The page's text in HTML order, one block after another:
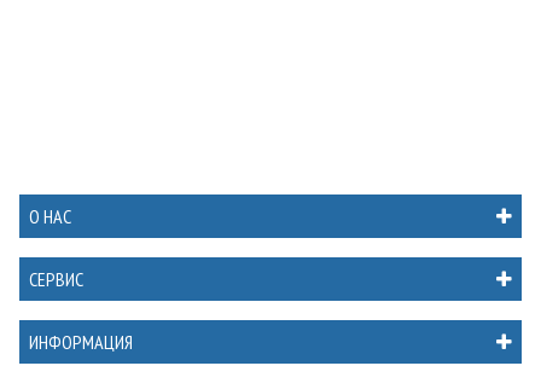
О НАС
СЕРВИС
ИНФОРМАЦИЯ